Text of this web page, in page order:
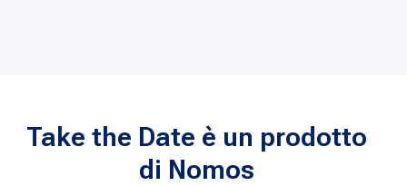
Take the Date è un prodotto
di Nomos